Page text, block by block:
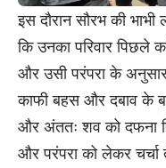
इस दौरान सौरभ की भाभी
कि उनका परिवार पिछले
और उसी परंपरा के
काफी बहस और दबाव के
और अंततः शव को दफना
और परंपरा को लेकर चर्चा